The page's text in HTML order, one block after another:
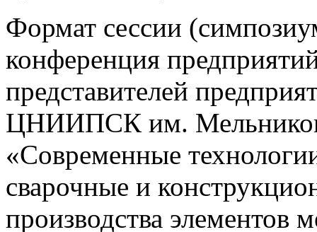
Формат сессии
конференция
представителей
ЦНИИПСК им.
«Современные
сварочные и
производства элементов